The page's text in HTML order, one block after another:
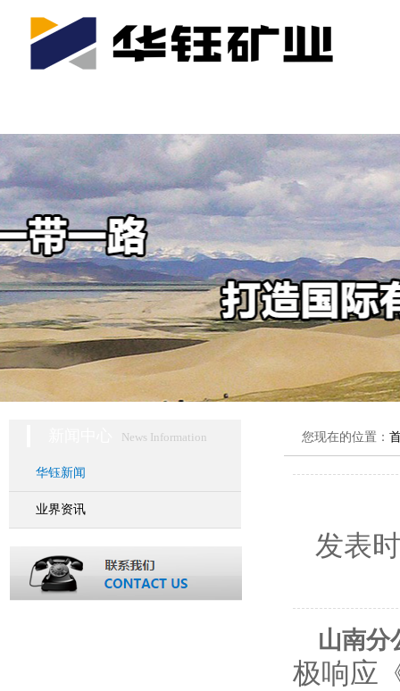
News Information
华钰新闻
业界资讯
您现在的位置：
发表
山南分
极响应